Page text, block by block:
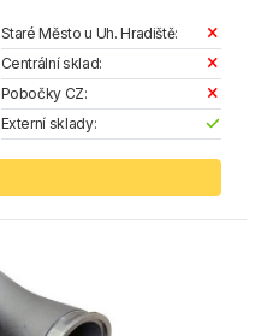
Staré Město u Uh. Hradiště:
Centrální sklad:
Pobočky CZ:
Externí sklady: